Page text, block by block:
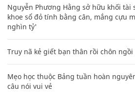
Nguyễn Phương Hằng sở hữu khối
khoe sổ đỏ tính bằng cân, mắng cựu
nghìn tỷ'
Truy nã kẻ giết bạn thân rồi chôn
Mẹo học thuộc Bảng tuần hoàn
câu nói vui vẻ